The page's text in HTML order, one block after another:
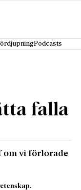
Podcasts
falla
vi förlorade